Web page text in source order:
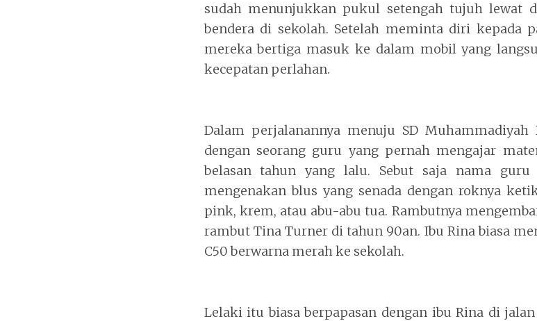
sudah menunjukkan pukul setengah tujuh lewat
bendera di sekolah. Setelah meminta diri kepada
mereka bertiga masuk ke dalam mobil yang
kecepatan perlahan.
Dalam perjalanannya menuju SD
dengan seorang guru yang pernah mengajar
belasan tahun yang lalu. Sebut saja nama
mengenakan blus yang senada dengan roknya
pink, krem, atau abu-abu tua. Rambutnya
rambut Tina Turner di tahun 90an. Ibu Rina biasa
C50 berwarna merah ke sekolah.
Lelaki itu biasa berpapasan dengan ibu Rina di